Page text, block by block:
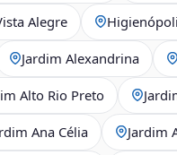
Alegre
Jardim Alexandrina
Alto Rio Preto
Ana Célia Jardim